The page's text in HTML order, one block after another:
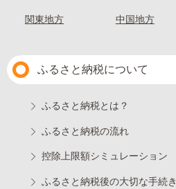
関東地方 中国地方
ふるさと納税について
ふるさと納税とは？
ふるさと納税の流れ
控除上限額シミュレーション
ふるさと納税後の大切な手続き